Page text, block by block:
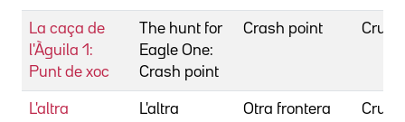
La caça de
l'Àguila 1:
Punt de xoc
The hunt for
Eagle One:
Crash point
Crash point
L'altra
L'altra
Otra frontera
Cruz